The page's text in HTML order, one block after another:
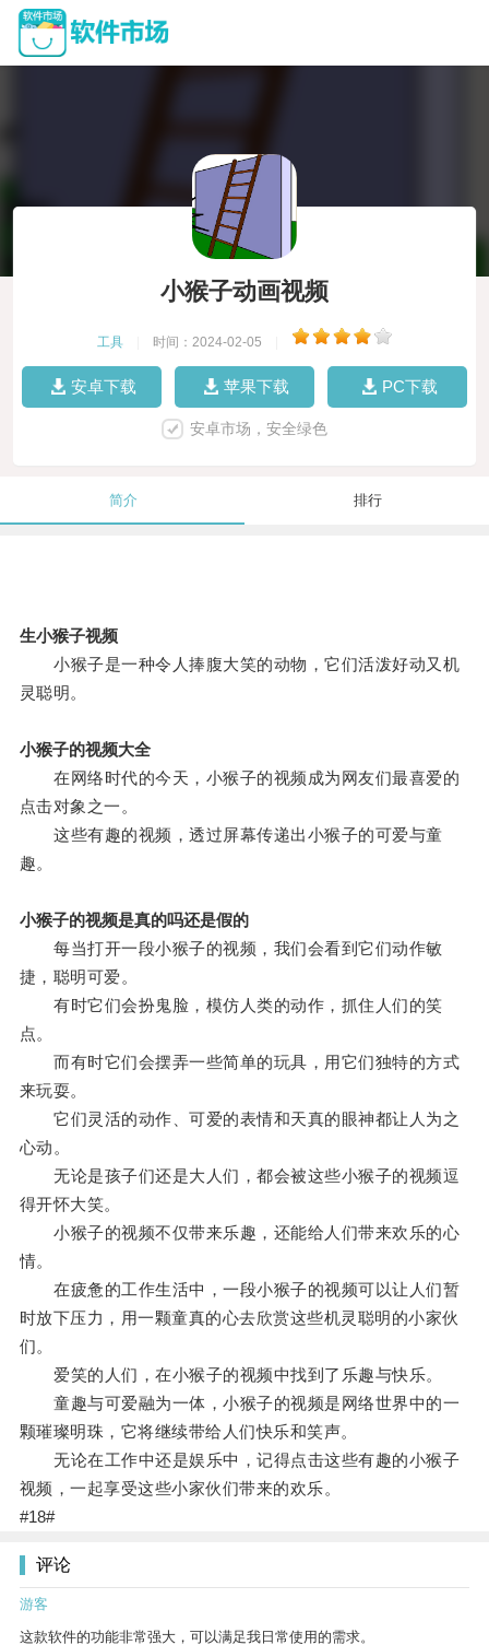
小猴子动画视频
工具 时间：2024-02-05
安卓下载 苹果下载 PC下载
安卓市场，安全绿色
简介 排行
生小猴子视频
小猴子是一种令人捧腹大笑的动物，它们活泼好动又机
灵聪明。
小猴子的视频大全
在网络时代的今天，小猴子的视频成为网友们最喜爱的
点击对象之一。
这些有趣的视频，透过屏幕传递出小猴子的可爱与童
趣。
小猴子的视频是真的吗还是假的
每当打开一段小猴子的视频，我们会看到它们动作敏
捷，聪明可爱。
有时它们会扮鬼脸，模仿人类的动作，抓住人们的笑
点。
而有时它们会摆弄一些简单的玩具，用它们独特的方式
来玩耍。
它们灵活的动作、可爱的表情和天真的眼神都让人为之
心动。
无论是孩子们还是大人们，都会被这些小猴子的视频逗
得开怀大笑。
小猴子的视频不仅带来乐趣，还能给人们带来欢乐的心
情。
在疲惫的工作生活中，一段小猴子的视频可以让人们暂
时放下压力，用一颗童真的心去欣赏这些机灵聪明的小家伙
们。
爱笑的人们，在小猴子的视频中找到了乐趣与快乐。
童趣与可爱融为一体，小猴子的视频是网络世界中的一
颗璀璨明珠，它将继续带给人们快乐和笑声。
无论在工作中还是娱乐中，记得点击这些有趣的小猴子
视频，一起享受这些小家伙们带来的欢乐。
#18#
评论
游客
这款软件的功能非常强大，可以满足我日常使用的需求。